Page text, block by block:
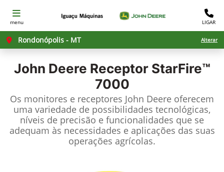
menu LIGAR
Rondonópolis - MT Alterar
John Deere Receptor StarFire™
7000
Os monitores e receptores John Deere oferecem
uma variedade de possibilidades tecnológicas,
níveis de precisão e funcionalidades que se
adequam às necessidades e aplicações das suas
operações agrícolas.